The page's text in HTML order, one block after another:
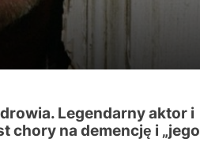
umysł jest w
Legendarny aktor i
chory na demencję i „jego